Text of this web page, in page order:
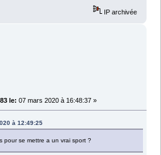
IP archivée
le: 07 mars 2020 à 16:48:37 »
à 12:49:25
pour se mettre a un vrai sport ?